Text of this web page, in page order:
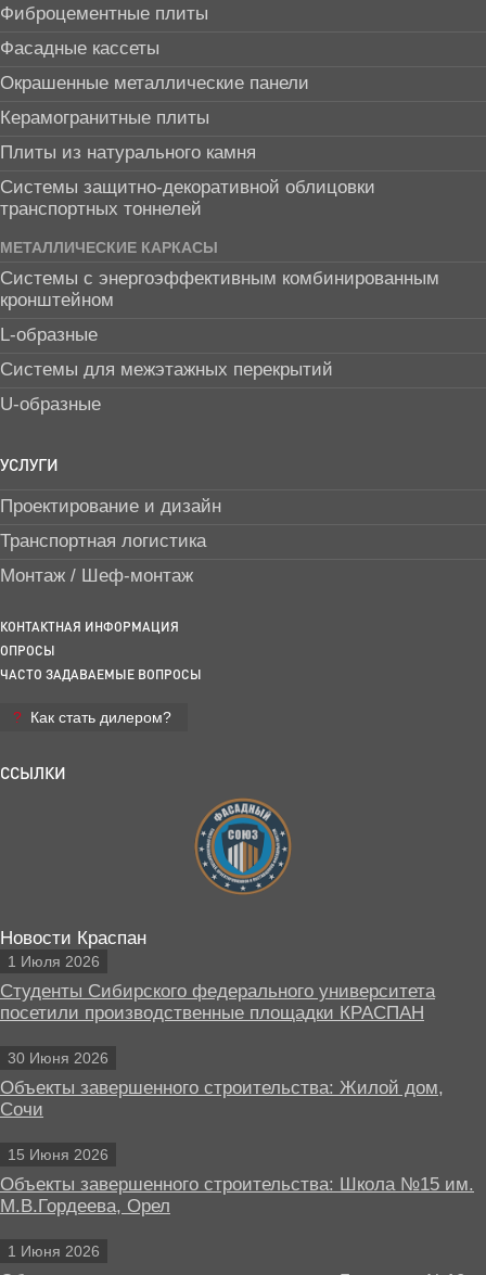
Фиброцементные плиты
Фасадные кассеты
Окрашенные металлические панели
Керамогранитные плиты
Плиты из натурального камня
Системы защитно-декоративной облицовки
транспортных тоннелей
МЕТАЛЛИЧЕСКИЕ КАРКАСЫ
Системы с энергоэффективным комбинированным
кронштейном
L-образные
Системы для межэтажных перекрытий
U-образные
УСЛУГИ
Проектирование и дизайн
Транспортная логистика
Монтаж / Шеф-монтаж
КОНТАКТНАЯ ИНФОРМАЦИЯ
ОПРОСЫ
ЧАСТО ЗАДАВАЕМЫЕ ВОПРОСЫ
Как стать дилером?
ССЫЛКИ
Новости Краспан
1 Июля 2026
Студенты Сибирского федерального университета
посетили производственные площадки КРАСПАН
30 Июня 2026
Объекты завершенного строительства: Жилой дом,
Сочи
15 Июня 2026
Объекты завершенного строительства: Школа №15 им.
М.В.Гордеева, Орел
1 Июня 2026